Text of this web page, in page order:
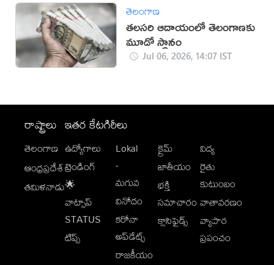
తెలంగాణ
తలసరి ఆదాయంలో తెలంగాణకు
మూడో స్థానం
Jul 06, 2026, 14:07 IST
రాష్ట్రాలు
తెలంగాణ
ఆంధ్రప్రదేశ్
తమిళనాడు
ఇతర కేటగిరీలు
ఉద్యోగాలు
ట్రెండింగ్
🌟
వాట్సాప్
STATUS
టిప్స్
Lokal
-
మగువ
వినోదం
కరోనా
అప్‌డేట్స్
రాజకీయం
క్రైమ్
జాతీయం
భక్తి
సమాచారం
క్లాసిఫైడ్స్
విద్య
రైతు
కుటుంబం
వాతావరణం
వ్యాపార
ప్రపంచం